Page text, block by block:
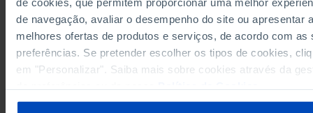
de navegação, avaliar o desempenho do site ou apresentar
melhores ofertas de produtos e serviços, de acordo com as
preferências. Se pretender escolher os tipos de cookies,
em "Personalizar". Saiba mais sobre cookies através da
2024
1.593.415 1.051.643 541.772
RELACIONADOS
Empresas: total e por dimensão em Portugal